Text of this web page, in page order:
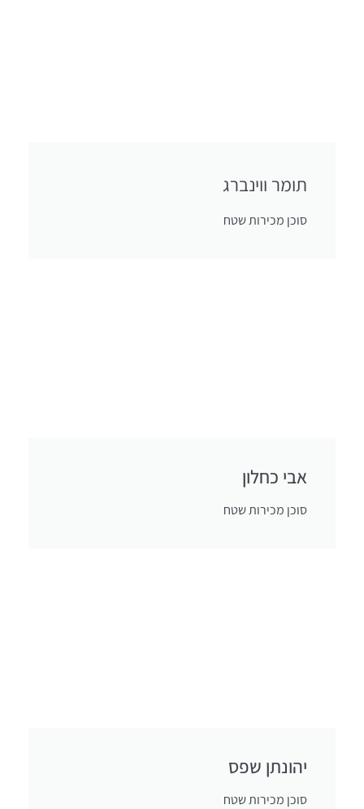
תומר ווינברג
סוכן מכירות שטח
אבי כחלון
סוכן מכירות שטח
יהונתן שפס
סוכן מכירות שטח